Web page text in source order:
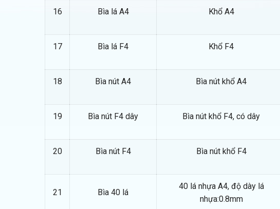
16 Bìa lá A4 Khổ A4
17 Bìa lá F4 Khổ F4
18 Bìa nút A4 Bìa nút khổ A4
19 Bìa nút F4 dây Bìa nút khổ F4, có dây
20 Bìa nút F4 Bìa nút khổ F4
21 Bìa 40 lá
40 lá nhựa A4, độ dày lá
nhựa:0.8mm